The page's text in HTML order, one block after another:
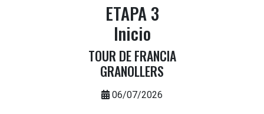
ETAPA 3
Inicio
TOUR DE FRANCIA
GRANOLLERS
06/07/2026